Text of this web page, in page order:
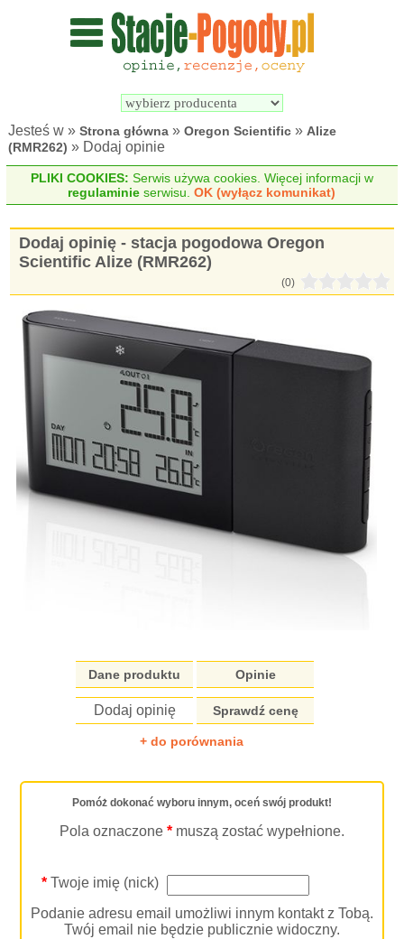
Wyszukiwarka
pogodowych
Jesteś w »Strona główna »Oregon Scientific » Alize
(RMR262) » Dodaj opinie
PLIKI COOKIES: Serwis używa cookies. Więcej informacji w
regulaminie serwisu.OK (wyłącz komunikat)
Dodaj opinię - stacja pogodowa Oregon
Scientific Alize (RMR262)
(0)
Dane produktu Opinie
Dodaj opinię Sprawdź cenę
+ do porównania
Pomóż dokonać wyboru innym, oceń swój produkt!
Pola oznaczone * muszą zostać wypełnione.
*Twoje imię (nick)
Podanie adresu email umożliwi innym kontakt z Tobą.
Twój email nie będzie publicznie widoczny.